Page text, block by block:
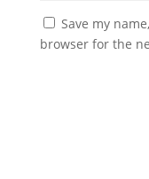
Save my
browser for the